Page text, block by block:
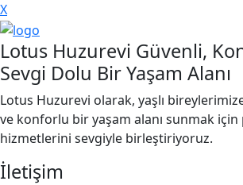
X
Lotus Huzurevi Güvenli,
Sevgi Dolu Bir Yaşam Alanı
Lotus Huzurevi olarak, yaşlı
ve konforlu bir yaşam alanı sunmak için
hizmetlerini sevgiyle birleştiriyoruz.
İletişim